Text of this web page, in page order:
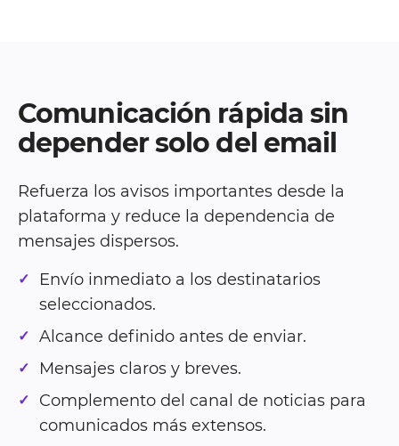
Comunicación rápida sin
depender solo del email
Refuerza los avisos importantes desde la
plataforma y reduce la dependencia de
mensajes dispersos.
Envío inmediato a los destinatarios
seleccionados.
Alcance definido antes de enviar.
Mensajes claros y breves.
Complemento del canal de noticias para
comunicados más extensos.